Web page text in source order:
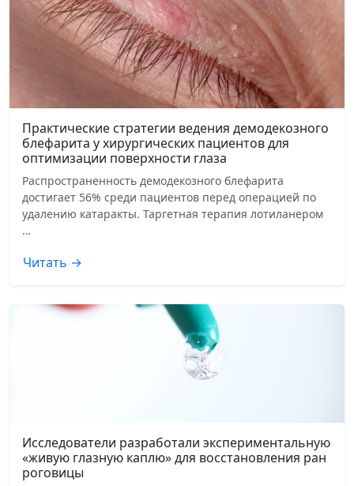
Практические стратегии ведения демодекозного
блефарита у хирургических пациентов для
оптимизации поверхности глаза
Распространенность демодекозного блефарита
достигает 56% среди пациентов перед операцией по
удалению катаракты. Таргетная терапия лотиланером
…
Читать →
Исследователи разработали экспериментальную
«живую глазную каплю» для восстановления ран
роговицы